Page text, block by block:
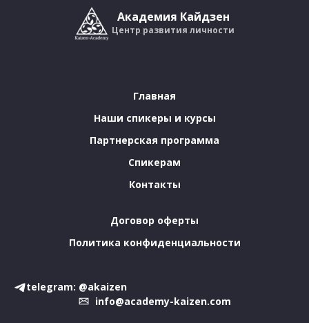
Академия Кайдзен
Центр развития личности
Главная
Наши спикеры и курсы
Партнерская программа
Спикерам
Контакты
Договор оферты
Политика конфиденциальности
telegram: @akaizen
info@academy-kaizen.com